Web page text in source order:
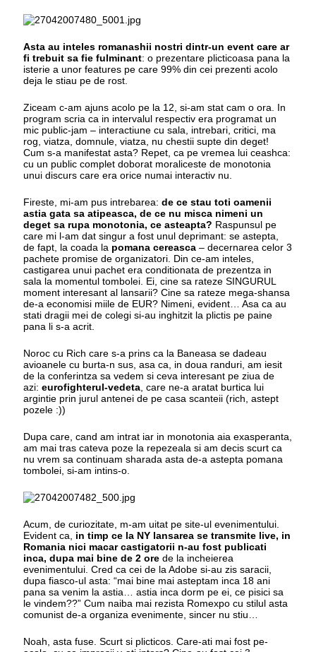
Asta au inteles romanashii nostri dintr-un event care ar
fi trebuit sa fie fulminant: o prezentare plicticoasa pana la
isterie a unor features pe care 99% din cei prezenti acolo
deja le stiau pe de rost.
Ziceam c-am ajuns acolo pe la 12, si-am stat cam o ora. In
program scria ca in intervalul respectiv era programat un
mic public-jam – interactiune cu sala, intrebari, critici, ma
rog, viatza, domnule, viatza, nu chestii supte din deget!
Cum s-a manifestat asta? Repet, ca pe vremea lui ceashca:
cu un public complet doborat moraliceste de monotonia
unui discurs care era orice numai interactiv nu.
Fireste, mi-am pus intrebarea:de ce stau toti oamenii
astia gata sa atipeasca, de ce nu misca nimeni un
deget sa rupa monotonia, ce asteapta? Raspunsul pe
care mi l-am dat singur a fost unul deprimant: se astepta,
de fapt, la coada la pomana cereasca – decernarea celor 3
pachete promise de organizatori. Din ce-am inteles,
castigarea unui pachet era conditionata de prezentza in
sala la momentul tombolei. Ei, cine sa rateze SINGURUL
moment interesant al lansarii? Cine sa rateze mega-shansa
de-a economisi miile de EUR? Nimeni, evident… Asa ca au
stati dragii mei de colegi si-au inghitzit la plictis pe paine
pana li s-a acrit.
Noroc cu Rich care s-a prins ca la Baneasa se dadeau
avioanele cu burta-n sus, asa ca, in doua randuri, am iesit
de la conferintza sa vedem si ceva interesant pe ziua de
azi:eurofighterul-vedeta, care ne-a aratat burtica lui
argintie prin jurul antenei de pe casa scanteii (rich, astept
pozele :))
Dupa care, cand am intrat iar in monotonia aia exasperanta,
am mai tras cateva poze la repezeala si am decis scurt ca
nu vrem sa continuam sharada asta de-a astepta pomana
tombolei, si-am intins-o.
Acum, de curiozitate, m-am uitat pe site-ul evenimentului.
Evident ca, in timp ce la NY lansarea se transmite live, in
Romania nici macar castigatorii n-au fost publicati
inca, dupa mai bine de 2 ore de la incheierea
evenimentului. Cred ca cei de la Adobe si-au zis saracii,
dupa fiasco-ul asta: “mai bine mai asteptam inca 18 ani
pana sa venim la astia… astia inca dorm pe ei, ce pisici sa
le vindem??” Cum naiba mai rezista Romexpo cu stilul asta
comunist de-a organiza evenimente, sincer nu stiu…
Noah, asta fuse. Scurt si plicticos. Care-ati mai fost pe-